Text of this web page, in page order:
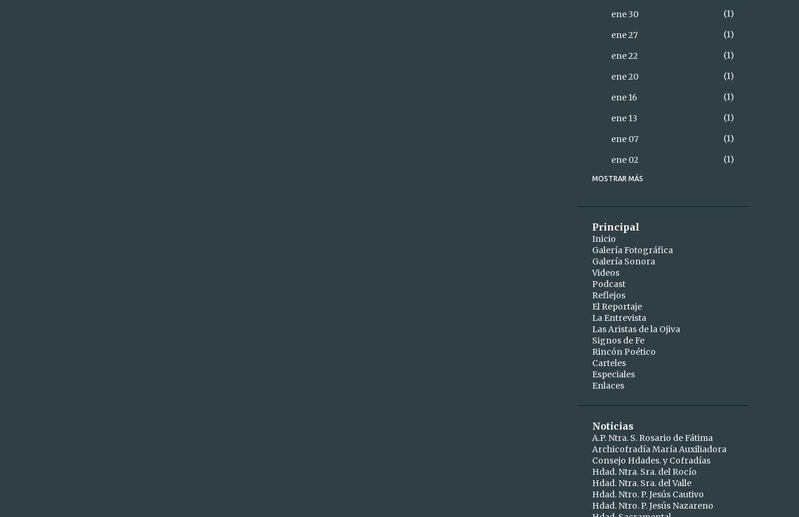
ene 30
1
ene 27
1
ene 22
1
ene 20
1
ene 16
1
ene 13
1
ene 07
1
ene 02
1
2021
dic 28
dic 26
abril
abr 15
abr 10
marzo
mar 25
mar 24
mar 19
mar 16
1
mar 11
mar 09
mar 06
mar 04
febrero
MOSTRAR MÁS
Principal
Inicio
Galería Fotográfica
Galería Sonora
Videos
Podcast
Reflejos
El Reportaje
La Entrevista
Las Aristas de la Ojiva
Signos de Fe
Rincón Poético
Carteles
Especiales
Enlaces
Noticias
A.P. Ntra. S. Rosario de Fátima
Archicofradía María Auxiliadora
Consejo Hdades. y Cofradías
Hdad. Ntra. Sra. del Rocío
Hdad. Ntra. Sra. del Valle
Hdad. Ntro. P. Jesús Cautivo
Hdad. Ntro. P. Jesús Nazareno